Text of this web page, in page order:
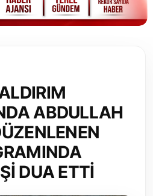
ABDULLAH
DUA ETTİ